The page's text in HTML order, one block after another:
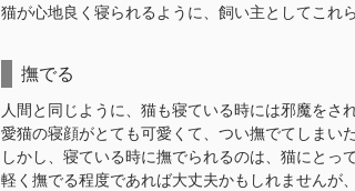
猫が心地良く寝られるように、飼い主としてこれ
撫でる
人間と同じように、猫も寝ている時には邪魔をさ
愛猫の寝顔がとても可愛くて、つい撫でてしまい
しかし、寝ている時に撫でられるのは、猫にとっ
軽く撫でる程度であれば大丈夫かもしれませんが